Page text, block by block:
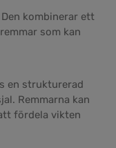
kombinerar ett
som kan
en strukturerad
Remmarna kan
fördela vikten